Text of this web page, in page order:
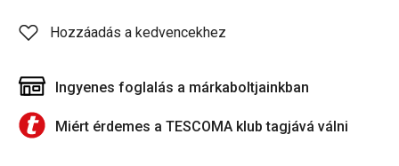
Hozzáadás a kedvencekhez
Ingyenes foglalás a márkaboltjainkban
Miért érdemes a TESCOMA klub tagjává válni